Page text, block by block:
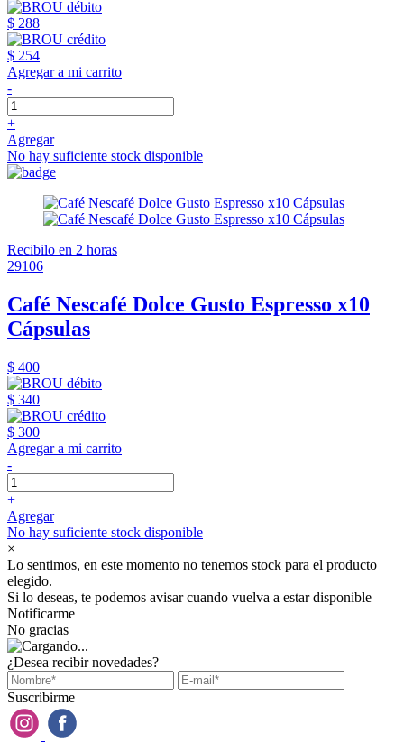
$ 288
$ 254
Agregar a mi carrito
-
+
Agregar
No hay suficiente stock disponible
Recibilo en 2 horas
29106
Café Nescafé Dolce Gusto Espresso x10
Cápsulas
$ 400
$ 340
$ 300
Agregar a mi carrito
-
+
Agregar
No hay suficiente stock disponible
×
Lo sentimos, en este momento no tenemos stock para el producto
elegido.
Si lo deseas, te podemos avisar cuando vuelva a estar disponible
Notificarme
No gracias
¿Desea recibir novedades?
Suscribirme